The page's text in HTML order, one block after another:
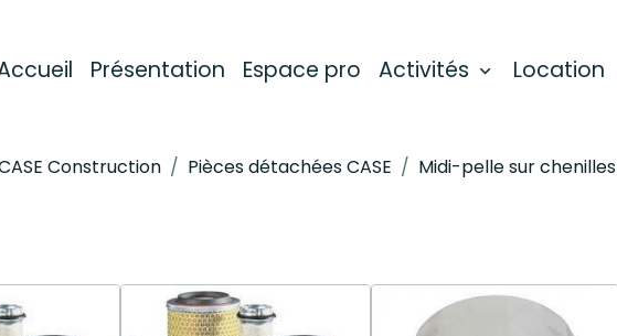
Présentation Espace pro Activités Location
Construction Pièces détachées CASE
Midi-pelle sur chenilles